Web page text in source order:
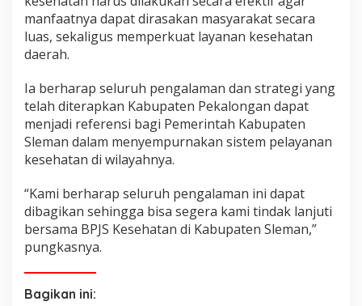
manfaatnya dapat dirasakan masyarakat secara
luas, sekaligus memperkuat layanan kesehatan
daerah.
Ia berharap seluruh pengalaman dan strategi yang
telah diterapkan Kabupaten Pekalongan dapat
menjadi referensi bagi Pemerintah Kabupaten
Sleman dalam menyempurnakan sistem pelayanan
kesehatan di wilayahnya.
“Kami berharap seluruh pengalaman ini dapat
dibagikan sehingga bisa segera kami tindak lanjuti
bersama BPJS Kesehatan di Kabupaten Sleman,”
pungkasnya.
Bagikan ini: